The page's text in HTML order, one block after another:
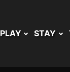
PLAY STAY